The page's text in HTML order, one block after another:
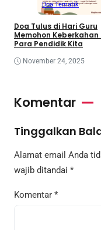
Doa Tematik
Doa Tulus di Hari Guru
Memohon
Para Pendidik Kita
November 24, 2025
Komentar
Tinggalkan
Alamat email Anda
wajib ditandai *
Komentar *